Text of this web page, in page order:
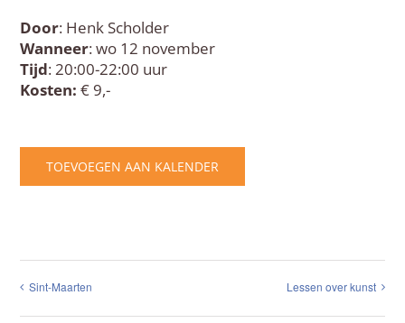
Door: Henk Scholder
Wanneer: wo 12 november
Tijd: 20:00-22:00 uur
Kosten: € 9,-
TOEVOEGEN AAN KALENDER
Sint-Maarten Lessen over kunst